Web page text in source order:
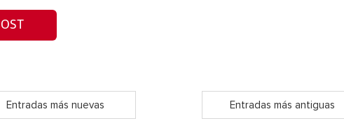
Entradas más nuevas Entradas más antiguas